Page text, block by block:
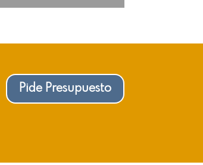
Pide Presupuesto